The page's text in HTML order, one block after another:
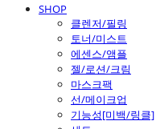
SHOP
클렌저/필링
토너/미스트
에센스/앰플
젤/로션/크림
마스크팩
선/메이크업
기능성[미백/링클]